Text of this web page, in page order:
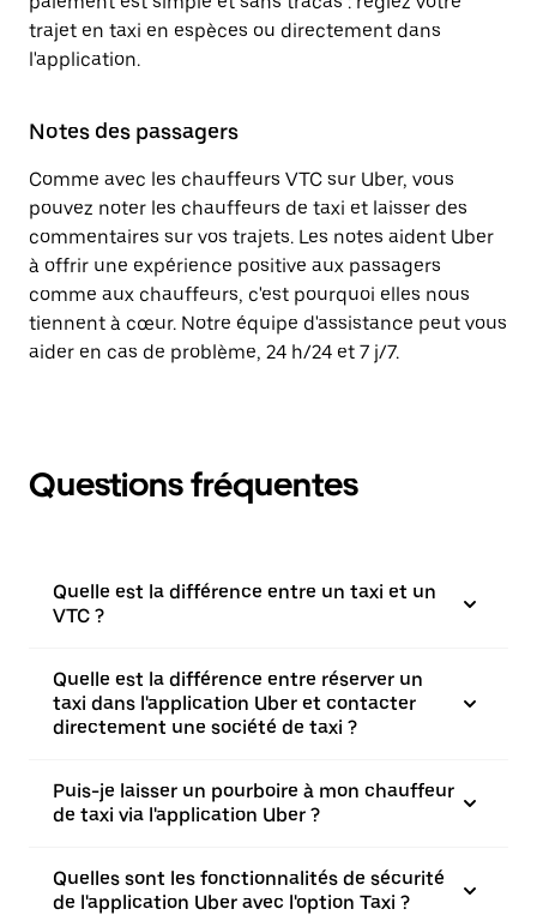
trajet en taxi en espèces ou directement dans
l'application.
Notes des passagers
Comme avec les chauffeurs VTC sur Uber, vous
pouvez noter les chauffeurs de taxi et laisser des
commentaires sur vos trajets. Les notes aident Uber
à offrir une expérience positive aux passagers
comme aux chauffeurs, c'est pourquoi elles nous
tiennent à cœur. Notre équipe d'assistance peut vous
aider en cas de problème, 24 h/24 et 7 j/7.
Questions fréquentes
Quelle est la différence entre un taxi et un
VTC ?
Quelle est la différence entre réserver un
taxi dans l'application Uber et contacter
directement une société de taxi ?
Puis-je laisser un pourboire à mon chauffeur
de taxi via l'application Uber ?
Quelles sont les fonctionnalités de sécurité
de l'application Uber avec l'option Taxi ?